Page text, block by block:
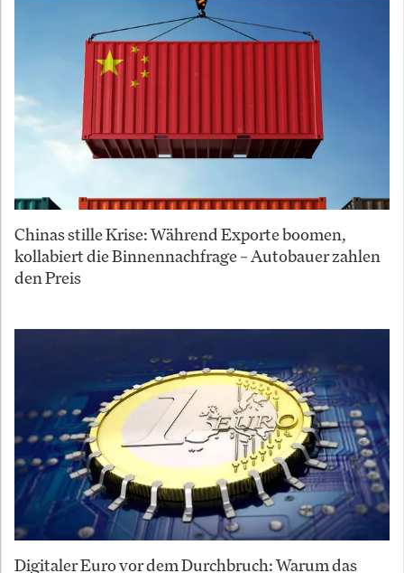
Chinas stille Krise: Während Exporte boomen,
kollabiert die Binnennachfrage – Autobauer zahlen
den Preis
Digitaler Euro vor dem Durchbruch: Warum das